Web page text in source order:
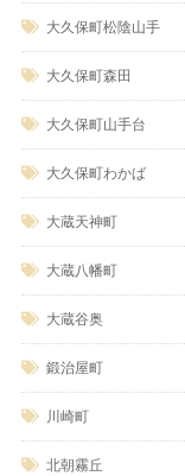
大久保町松陰山手
大久保町森田
大久保町山手台
大久保町わかば
大蔵天神町
大蔵八幡町
大蔵谷奥
鍛治屋町
川崎町
北朝霧丘